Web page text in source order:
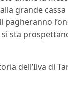
grande cassa
pagheranno
sta
dell’Ilva di